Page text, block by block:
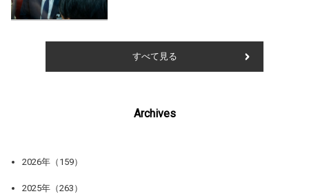
すべて見る
Archives
2026年（159）
2025年（263）